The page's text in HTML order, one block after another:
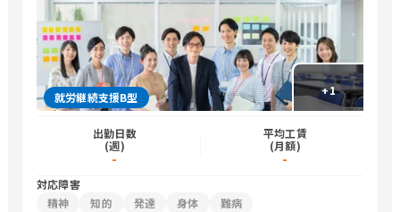
+1
就労継続支援B型
出勤日数
(週)
-
平均工賃
(月額)
-
対応障害
精神
知的 発達 身体 難病